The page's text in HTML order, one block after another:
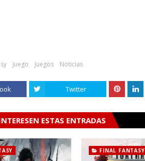
Juego Juegos Noticias
Twitter
ESTAS ENTRADAS
FINAL FANTASY